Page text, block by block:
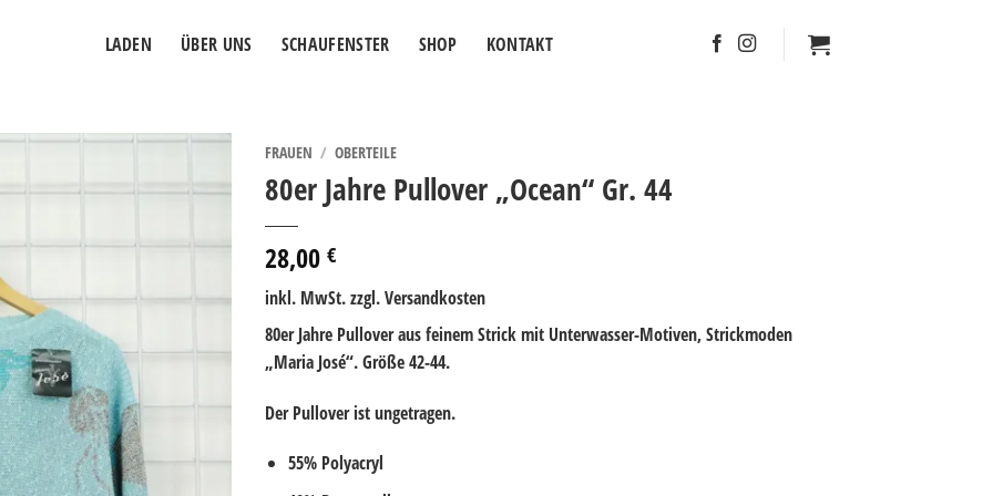
LADEN ÜBER UNS SCHAUFENSTER SHOP KONTAKT
FRAUEN / OBERTEILE
80er Jahre Pullover „Ocean“ Gr. 44
28,00 €
inkl. MwSt.zzgl. Versandkosten
80er Jahre Pullover aus feinem Strick mit Unterwasser-Motiven, Strickmoden
„Maria José“. Größe 42-44.
Der Pullover ist ungetragen.
55% Polyacryl